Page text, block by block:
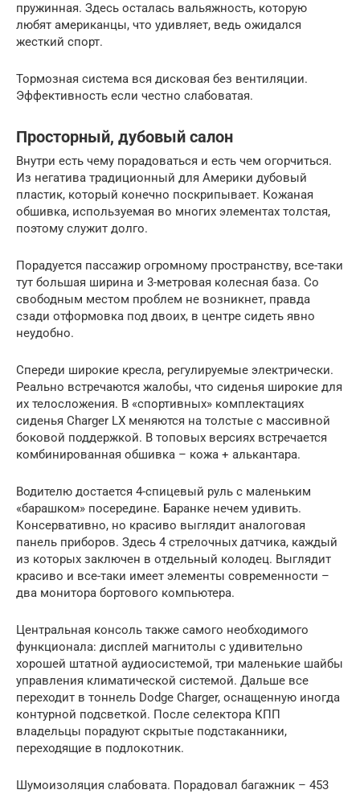
пружинная. Здесь осталась вальяжность, которую
любят американцы, что удивляет, ведь ожидался
жесткий спорт.
Тормозная система вся дисковая без вентиляции.
Эффективность если честно слабоватая.
Просторный, дубовый салон
Внутри есть чему порадоваться и есть чем огорчиться.
Из негатива традиционный для Америки дубовый
пластик, который конечно поскрипывает. Кожаная
обшивка, используемая во многих элементах толстая,
поэтому служит долго.
Порадуется пассажир огромному пространству, все-таки
тут большая ширина и 3-метровая колесная база. Со
свободным местом проблем не возникнет, правда
сзади отформовка под двоих, в центре сидеть явно
неудобно.
Спереди широкие кресла, регулируемые электрически.
Реально встречаются жалобы, что сиденья широкие для
их телосложения. В «спортивных» комплектациях
сиденья Charger LX меняются на толстые с массивной
боковой поддержкой. В топовых версиях встречается
комбинированная обшивка – кожа + алькантара.
Водителю достается 4-спицевый руль с маленьким
«барашком» посередине. Баранке нечем удивить.
Консервативно, но красиво выглядит аналоговая
панель приборов. Здесь 4 стрелочных датчика, каждый
из которых заключен в отдельный колодец. Выглядит
красиво и все-таки имеет элементы современности –
два монитора бортового компьютера.
Центральная консоль также самого необходимого
функционала: дисплей магнитолы с удивительно
хорошей штатной аудиосистемой, три маленькие шайбы
управления климатической системой. Дальше все
переходит в тоннель Dodge Charger, оснащенную иногда
контурной подсветкой. После селектора КПП
владельцы порадуют скрытые подстаканники,
переходящие в подлокотник.
Шумоизоляция слабовата. Порадовал багажник – 453